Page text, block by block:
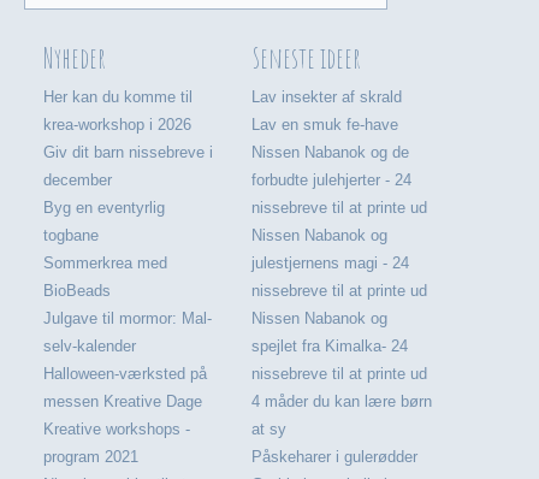
Nyheder
Her kan du komme til
krea-workshop i 2026
Giv dit barn nissebreve i
december
Byg en eventyrlig
togbane
Sommerkrea med
BioBeads
Julgave til mormor: Mal-
selv-kalender
Halloween-værksted på
messen Kreative Dage
Kreative workshops -
program 2021
Seneste ideer
Lav insekter af skrald
Lav en smuk fe-have
Nissen Nabanok og de
forbudte julehjerter - 24
nissebreve til at printe ud
Nissen Nabanok og
julestjernens magi - 24
nissebreve til at printe ud
Nissen Nabanok og
spejlet fra Kimalka- 24
nissebreve til at printe ud
4 måder du kan lære børn
at sy
Påskeharer i gulerødder